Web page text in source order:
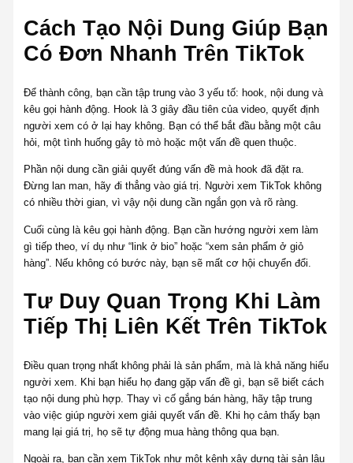
Cách Tạo Nội Dung Giúp Bạn
Có Đơn Nhanh Trên TikTok
Để thành công, bạn cần tập trung vào 3 yếu tố: hook, nội dung và
kêu gọi hành động. Hook là 3 giây đầu tiên của video, quyết định
người xem có ở lại hay không. Bạn có thể bắt đầu bằng một câu
hỏi, một tình huống gây tò mò hoặc một vấn đề quen thuộc.
Phần nội dung cần giải quyết đúng vấn đề mà hook đã đặt ra.
Đừng lan man, hãy đi thẳng vào giá trị. Người xem TikTok không
có nhiều thời gian, vì vậy nội dung cần ngắn gọn và rõ ràng.
Cuối cùng là kêu gọi hành động. Bạn cần hướng người xem làm
gì tiếp theo, ví dụ như “link ở bio” hoặc “xem sản phẩm ở giỏ
hàng”. Nếu không có bước này, bạn sẽ mất cơ hội chuyển đổi.
Tư Duy Quan Trọng Khi Làm
Tiếp Thị Liên Kết Trên TikTok
Điều quan trọng nhất không phải là sản phẩm, mà là khả năng hiểu
người xem. Khi bạn hiểu họ đang gặp vấn đề gì, bạn sẽ biết cách
tạo nội dung phù hợp. Thay vì cố gắng bán hàng, hãy tập trung
vào việc giúp người xem giải quyết vấn đề. Khi họ cảm thấy bạn
mang lại giá trị, họ sẽ tự động mua hàng thông qua bạn.
Ngoài ra, bạn cần xem TikTok như một kênh xây dựng tài sản lâu